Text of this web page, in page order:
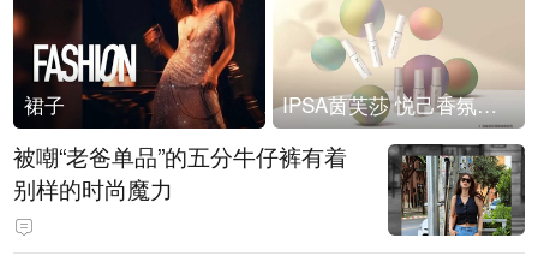
裙子 IPSA茵芙莎 悦己香氛凝露上市
被嘲“老爸单品”的五分牛仔裤有着
别样的时尚魔力